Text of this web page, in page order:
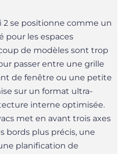
2 se positionne comme un
pour les espaces
de modèles sont trop
passer entre une grille
de fenêtre ou une petite
sur un format ultra-
interne optimisée.
met en avant trois axes
bords plus précis, une
planification de